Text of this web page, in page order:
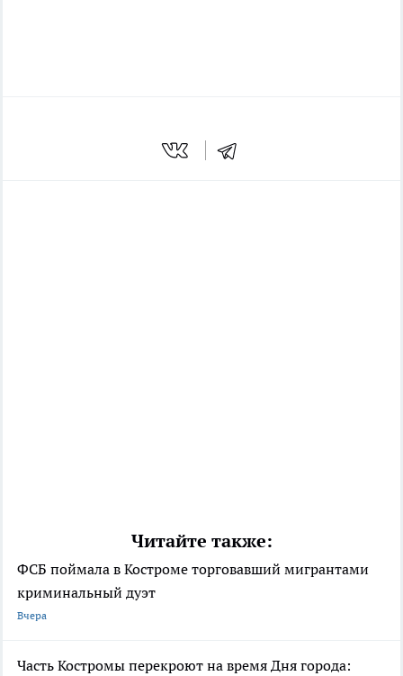
Читайте также:
ФСБ поймала в Костроме торговавший мигрантами
криминальный дуэт
Вчера
Часть Костромы перекроют на время Дня города: